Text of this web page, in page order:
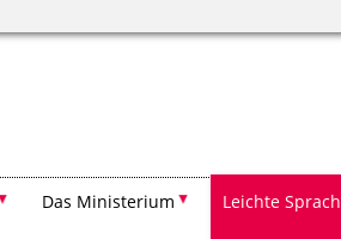
Das Ministerium Leichte